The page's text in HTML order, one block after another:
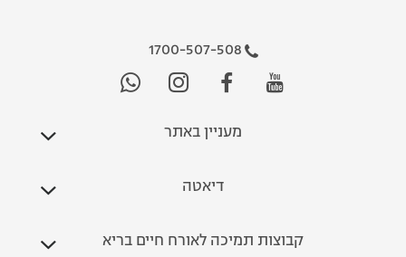
1700-507-508
מעניין באתר
דיאטה
קבוצות תמיכה לאורח חיים בריא